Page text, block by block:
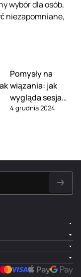
wybór dla osób,
niezapomniane,
Pomysły na
wiązania: jak
wygląda sesja
BDSM z
4 grudnia 2024